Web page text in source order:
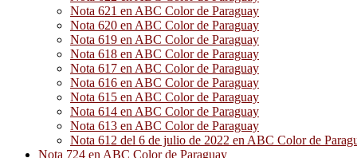
Nota 621 en ABC Color de Paraguay
Nota 620 en ABC Color de Paraguay
Nota 619 en ABC Color de Paraguay
Nota 618 en ABC Color de Paraguay
Nota 617 en ABC Color de Paraguay
Nota 616 en ABC Color de Paraguay
Nota 615 en ABC Color de Paraguay
Nota 614 en ABC Color de Paraguay
Nota 613 en ABC Color de Paraguay
Nota 612 del 6 de julio de 2022 en ABC Color de
Nota 724 en ABC Color de Paraguay